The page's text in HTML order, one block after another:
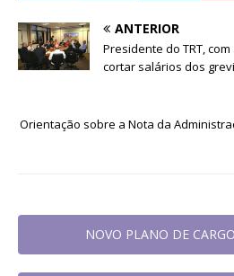
ANTERIOR
Presidente do TRT,
cortar salários dos
Orientação sobre a Nota da
NOVO PLANO DE